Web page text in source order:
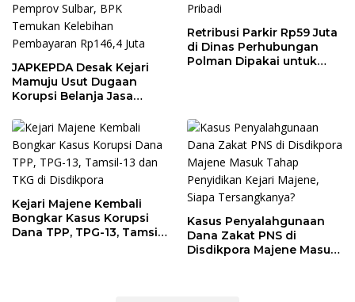
JAPKEPDA Desak Kejari
Mamuju Usut Dugaan
Korupsi Belanja Jasa
Sulbar, BPK Temukan
Kelebihan Pembayaran
Rp146,4 Juta
Retribusi Parkir Rp59 Juta
di Dinas Perhubungan
Polman Dipakai untuk
Kejari Majene Kembali
Bongkar Kasus Korupsi
Dana TPP, TPG-13, Tamsil-
Kasus Penyalahgunaan
Dana Zakat PNS di
Disdikpora Majene Masuk